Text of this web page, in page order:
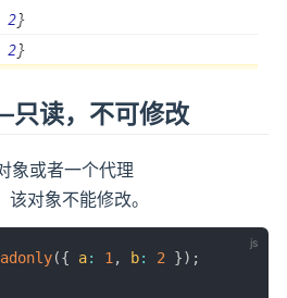
读，不可修改
象或者一个代理
对象不能修改。
({ a: 1, b: 2 }) ;